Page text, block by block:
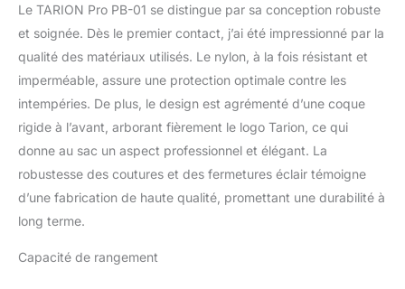
litres pour un transport
quotidien et un usage en
voyage plus légers.
【Très grand avec
double compartiment】
Dimensions extérieures :
50 x 32,5 x 21,5 cm ;
dimensions intérieures :
48,5 x 31,5 x 20,5 cm.
supérieur peut facilement
Le TARION Pro PB-01 se distingue par sa conception robuste
et soignée. Dès le premier contact, j’ai été impressionné par la
qualité des matériaux utilisés. Le nylon, à la fois résistant et
imperméable, assure une protection optimale contre les
intempéries. De plus, le design est agrémenté d’une coque
rigide à l’avant, arborant fièrement le logo Tarion, ce qui
donne au sac un aspect professionnel et élégant. La
robustesse des coutures et des fermetures éclair témoigne
d’une fabrication de haute qualité, promettant une durabilité à
long terme.
Capacité de rangement